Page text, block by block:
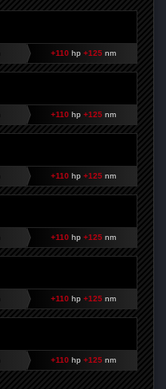
+110 hp+125 nm
+110 hp+125 nm
+110 hp+125 nm
+110 hp+125 nm
+110 hp+125 nm
+110 hp+125 nm